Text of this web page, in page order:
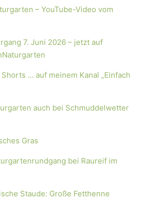
– YouTube-Video vom
7. Juni 2026 – jetzt auf
… auf meinem Kanal „Einfach
auch bei Schmuddelwetter
Gras
bei Raureif im
Staude: Große Fetthenne